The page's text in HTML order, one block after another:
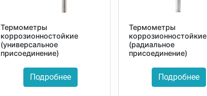
Термометры
коррозионностойкие
(универсальное
присоединение)
Подробнее
Термометры
коррозионностойкие
(радиальное
присоединение)
Подробнее